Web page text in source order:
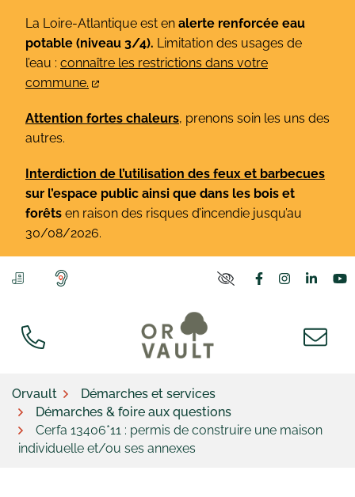
contenu
La Loire-Atlantique est en alerte renforcée eau
potable (niveau 3/4). Limitation des usages de
l’eau : connaître les restrictions dans votre
commune.
Attention fortes chaleurs, prenons soin les uns des
autres.
Interdiction de l’utilisation des feux et barbecues
sur l’espace public ainsi que dans les bois et
forêts en raison des risques d’incendie jusqu’au
30/08/2026.
Lien vers le
Lien vers
Lien
Orvault
Démarches et services
Démarches & foire aux questions
Cerfa 13406*11 : permis de construire une maison
individuelle et/ou ses annexes